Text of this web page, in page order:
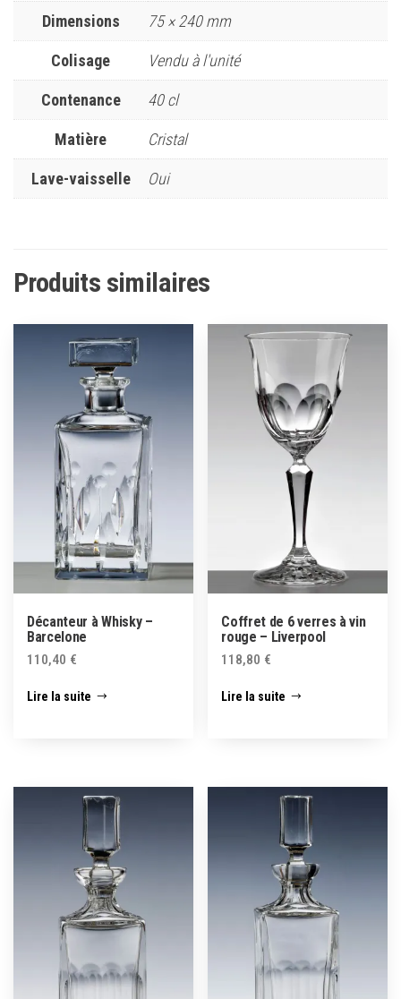
Dimensions 75 × 240 mm
Colisage Vendu à l'unité
Contenance 40 cl
Matière Cristal
Lave-vaisselle Oui
Produits similaires
Décanteur à Whisky –
Barcelone
110,40 €
Lire la suite
Coffret de 6 verres à vin
rouge – Liverpool
118,80 €
Lire la suite